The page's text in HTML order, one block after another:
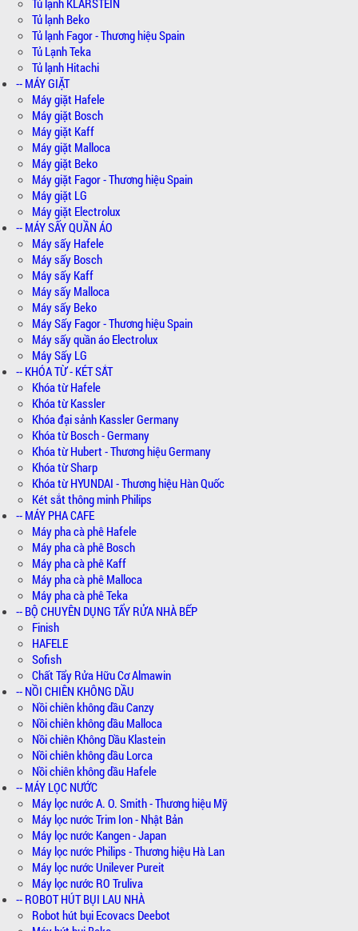
Tủ lạnh Beko
Tủ lạnh Fagor - Thương hiệu Spain
Tủ Lạnh Teka
Tủ lạnh Hitachi
-- MÁY GIẶT
Máy giặt Hafele
Máy giặt Bosch
Máy giặt Kaff
Máy giặt Malloca
Máy giặt Beko
Máy giặt Fagor - Thương hiệu Spain
Máy giặt LG
Máy giặt Electrolux
-- MÁY SẤY QUẦN ÁO
Máy sấy Hafele
Máy sấy Bosch
Máy sấy Kaff
Máy sấy Malloca
Máy sấy Beko
Máy Sấy Fagor - Thương hiệu Spain
Máy sấy quần áo Electrolux
Máy Sấy LG
-- KHÓA TỪ - KÉT SẮT
Khóa từ Hafele
Khóa từ Kassler
Khóa đại sảnh Kassler Germany
Khóa từ Bosch - Germany
Khóa từ Hubert - Thương hiệu Germany
Khóa từ Sharp
Khóa từ HYUNDAI - Thương hiệu Hàn Quốc
Két sắt thông minh Philips
-- MÁY PHA CAFE
Máy pha cà phê Hafele
Máy pha cà phê Bosch
Máy pha cà phê Kaff
Máy pha cà phê Malloca
Máy pha cà phê Teka
-- BỘ CHUYÊN DỤNG TẨY RỬA NHÀ BẾP
Finish
HAFELE
Sofish
Chất Tẩy Rửa Hữu Cơ Almawin
-- NỒI CHIÊN KHÔNG DẦU
Nồi chiên không dầu Canzy
Nồi chiên không dầu Malloca
Nồi chiên Không Dầu Klastein
Nồi chiên không dầu Lorca
Nồi chiên không dầu Hafele
-- MÁY LỌC NƯỚC
Máy lọc nước A. O. Smith - Thương hiệu Mỹ
Máy lọc nước Trim Ion - Nhật Bản
Máy lọc nước Kangen - Japan
Máy lọc nước Philips - Thương hiệu Hà Lan
Máy lọc nước Unilever Pureit
Máy lọc nước RO Truliva
-- ROBOT HÚT BỤI LAU NHÀ
Robot hút bụi Ecovacs Deebot